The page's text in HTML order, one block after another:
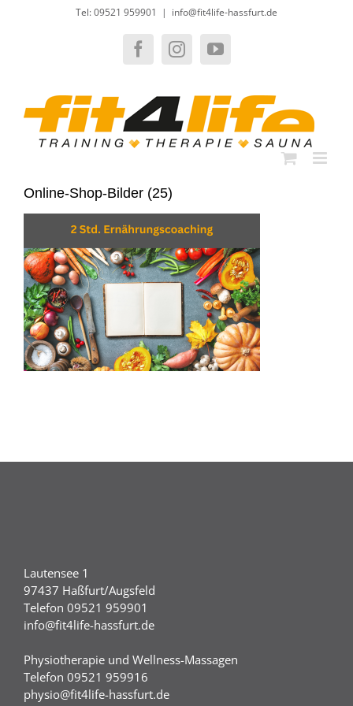
Tel: 09521 959901 | info@fit4life-hassfurt.de
FacebookInstagramYouTube
Online-Shop-Bilder (25)
Lautensee 1
97437 Haßfurt/Augsfeld
Telefon 09521 959901
info@fit4life-hassfurt.de
Physiotherapie und Wellness-Massagen
Telefon 09521 959916
physio@fit4life-hassfurt.de